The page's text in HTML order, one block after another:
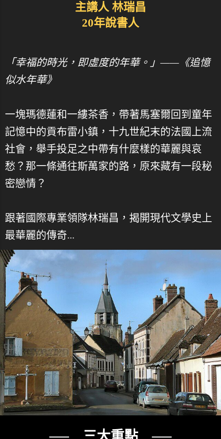
主講人 林瑞昌
20年說書人
「幸福的時光，即虛度的年華。」——《追憶
似水年華》
一塊瑪德蓮和一縷茶香，帶著馬塞爾回到童年
記憶中的貢布雷小鎮，十九世紀末的法國上流
社會，舉手投足之中帶有什麼樣的華麗與哀
愁？那一條通往斯萬家的路，原來藏有一段秘
密戀情？
跟著國際專業領隊林瑞昌，揭開現代文學史上
最華麗的傳奇...